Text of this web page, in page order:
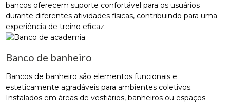
bancos oferecem suporte confortável para os usuários
durante diferentes atividades físicas, contribuindo para uma
experiência de treino eficaz.
Banco de banheiro
Bancos de banheiro são elementos funcionais e
esteticamente agradáveis ​​para ambientes coletivos.
Instalados em áreas de vestiários, banheiros ou espaços